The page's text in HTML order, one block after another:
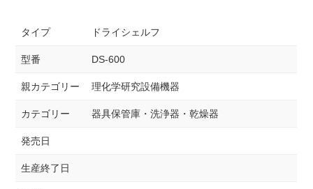
タイプ ドライシェルフ
型番 DS-600
親カテゴリー 理化学研究設備機器
カテゴリー 器具保管庫・洗浄器・乾燥器
発売日
生産終了日